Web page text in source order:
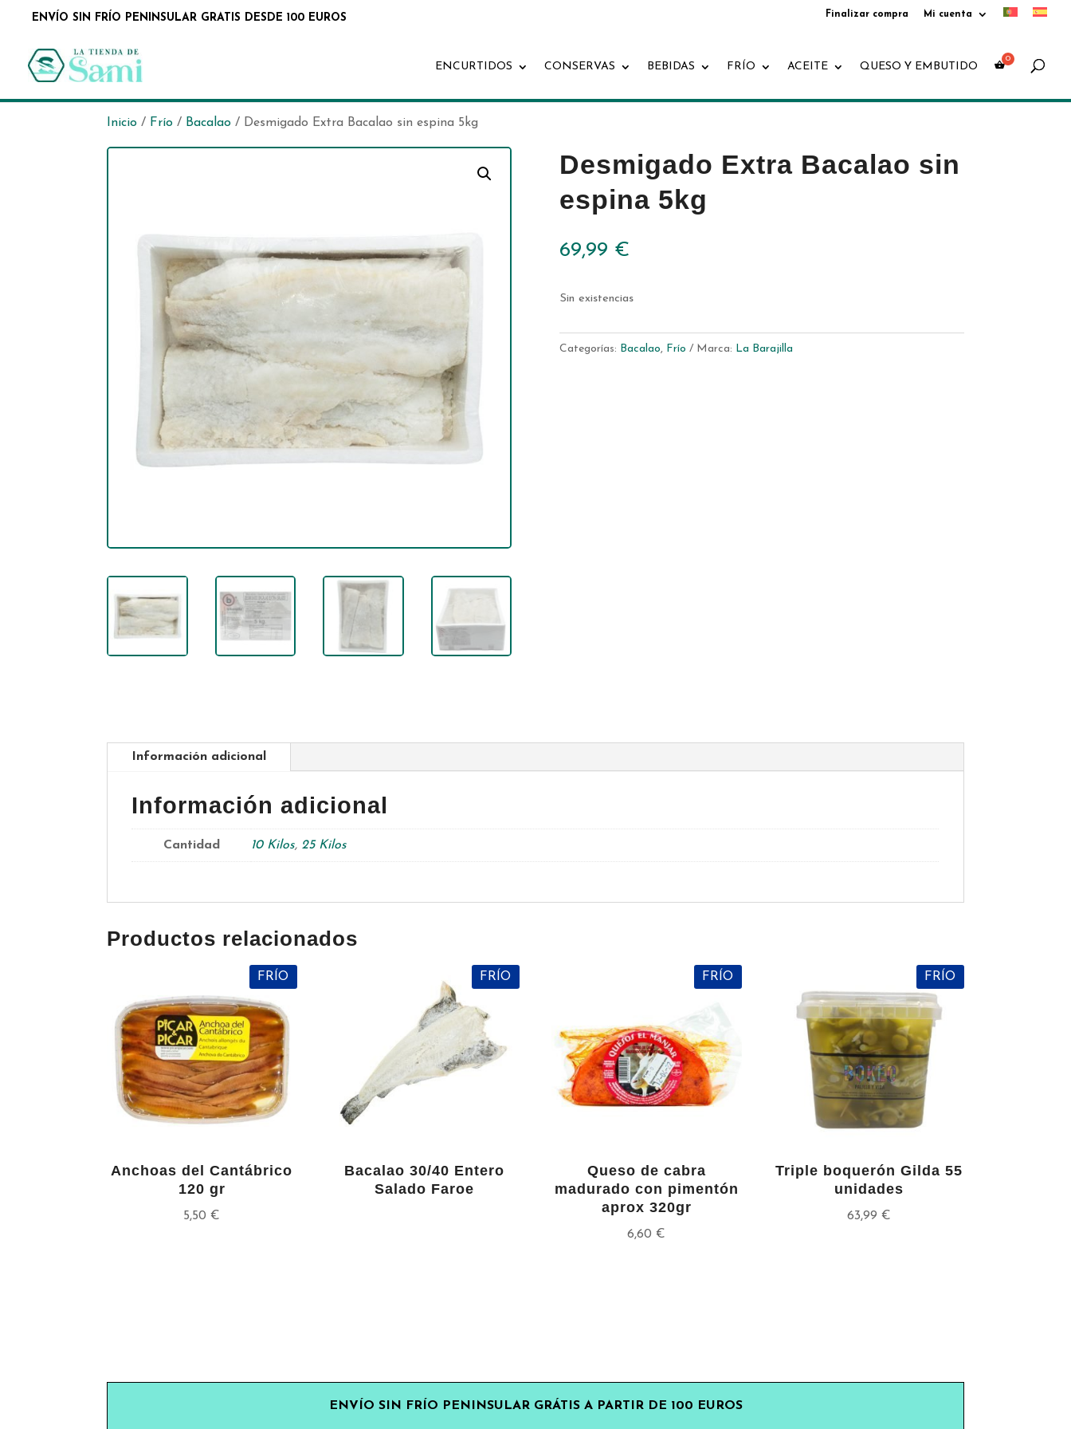
ENVÍO SIN FRÍO PENINSULAR GRATIS DESDE 100 EUROS Finalizar compra Mi cuenta
ENCURTIDOS CONSERVAS BEBIDAS FRÍO ACEITE QUESO Y EMBUTIDO
productos
Inicio / Frío / Bacalao / Desmigado Extra Bacalao sin espina 5kg
Desmigado Extra Bacalao sin
espina 5kg
69,99 €
Sin existencias
Categorías: Bacalao, Frío Marca: La Barajilla
Información adicional
Información adicional
Cantidad 10 Kilos, 25 Kilos
Productos relacionados
FRÍO
Anchoas del Cantábrico
120 gr
5,50€
FRÍO
Bacalao 30/40 Entero
Salado Faroe
FRÍO
Queso de cabra
madurado con pimentón
aprox 320gr
6,60€
FRÍO
Triple boquerón Gilda 55
unidades
63,99 €
ENVÍO SIN FRÍO PENINSULAR GRÁTIS A PARTIR DE 100 EUROS